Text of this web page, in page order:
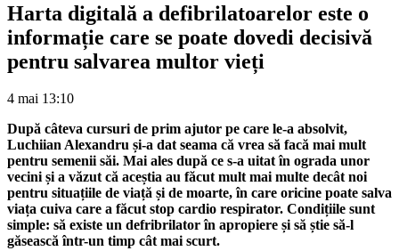
Harta digitală a defibrilatoarelor este o
informație care se poate dovedi decisivă
pentru salvarea multor vieți
4 mai 13:10
După câteva cursuri de prim ajutor pe care le-a absolvit,
Luchiian Alexandru și-a dat seama că vrea să facă mai mult
pentru semenii săi. Mai ales după ce s-a uitat în ograda unor
vecini și a văzut că aceștia au făcut mult mai multe decât noi
pentru situațiile de viață și de moarte, în care oricine poate salva
viața cuiva care a făcut stop cardio respirator. Condițiile sunt
simple: să existe un defribrilator în apropiere și să știe să-l
găsească într-un timp cât mai scurt.